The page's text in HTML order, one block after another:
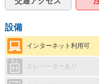
設備
インターネット利用可
エレベーターあり